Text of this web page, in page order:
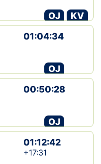
OJ
KV
01:04:34
OJ
00:50:28
OJ
01:12:42
+17:31